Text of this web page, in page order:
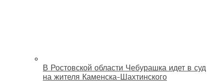
В Ростовской области Чебурашка идет в суд
на жителя Каменска-Шахтинского